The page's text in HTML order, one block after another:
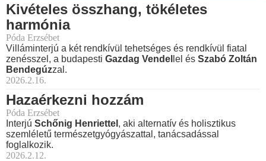
Kivételes összhang, tökéletes
harmónia
Póda Erzsébet
Villáminterjú a két rendkívül tehetséges és rendkívül fiatal
zenésszel, a budapesti Gazdag Vendel lel és Szabó Zoltán
Bendegúzzal.
2026.2.16.
Hazaérkezni hozzám
Póda Erzsébet
Interjú Schőnig Henriettel , aki alternatív és holisztikus
szemléletű természetgyógyászattal, tanácsadással
foglalkozik.
2026.2.12.